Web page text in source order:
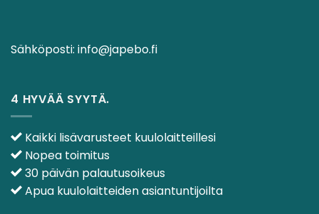
Sähköposti: info@japebo.fi
4 HYVÄÄ SYYTÄ.
Kaikki lisävarusteet kuulolaitteillesi
Nopea toimitus
30 päivän palautusoikeus
Apua kuulolaitteiden asiantuntijoilta